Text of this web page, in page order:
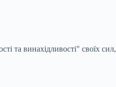
та винахідливості" своїх сил,